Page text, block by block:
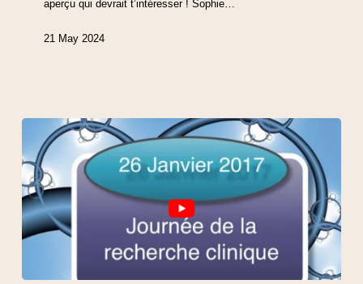
aperçu qui devrait t’intéresser ! Sophie…
21 May 2024